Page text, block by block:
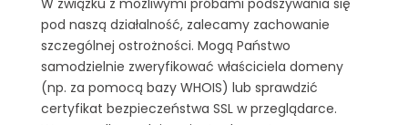
W związku z możliwymi próbami podszywania się
pod naszą działalność, zalecamy zachowanie
szczególnej ostrożności. Mogą Państwo
samodzielnie zweryfikować właściciela domeny
(np. za pomocą bazy WHOIS) lub sprawdzić
certyfikat bezpieczeństwa SSL w przeglądarce.